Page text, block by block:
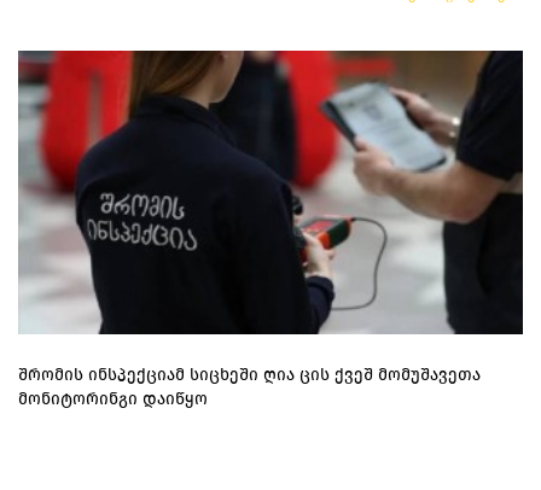
შრომის ინსპექციამ სიცხეში ღია ცის ქვეშ მომუშავეთა
მონიტორინგი დაიწყო